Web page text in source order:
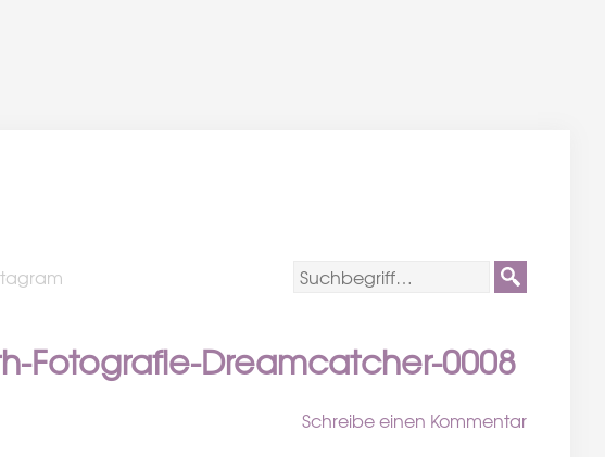
Fotografie-Dreamcatcher-0008
Schreibe einen Kommentar